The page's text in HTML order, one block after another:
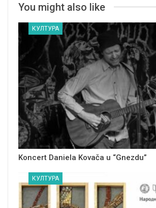
You might also like
КУЛТУРА
Koncert Daniela Kovača u “Gnezdu”
КУЛТУРА